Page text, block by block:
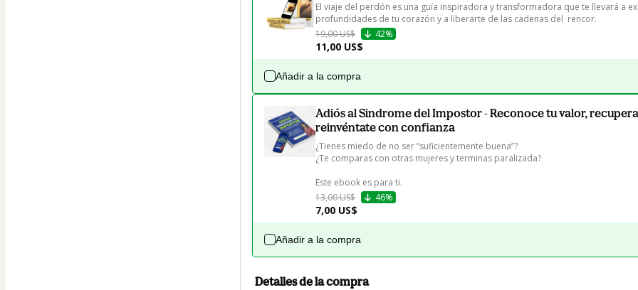
El viaje del perdón es una guía inspiradora y transformadora que te llevará a
profundidades de tu corazón y a liberarte de las cadenas del  rencor.
19,00 US$
42%
11,00 US$
Añadir a la compra
Adiós al Sindrome del Impostor - Reconoce tu valor,
reinvéntate con confianza
¿Tienes miedo de no ser “suficientemente buena”?
¿Te comparas con otras mujeres y terminas paralizada?
Este ebook es para ti.
13,00 US$
46%
7,00 US$
Añadir a la compra
Detalles de la compra